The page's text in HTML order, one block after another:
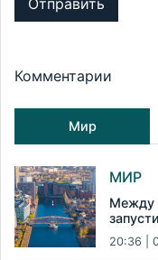
Отправить
Комментарии
Мир
МИР
Между
20:36 |